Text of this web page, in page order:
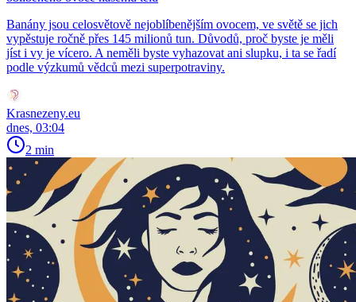
Banány jsou celosvětově nejoblíbenějším ovocem, ve světě se jich
vypěstuje ročně přes 145 milionů tun. Důvodů, proč byste je měli
jíst i vy je vícero. A neměli byste vyhazovat ani slupku, i ta se řadí
podle výzkumů vědců mezi superpotraviny.
Krasnezeny.eu
dnes, 03:04
2 min